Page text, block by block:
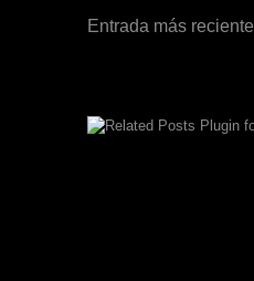
Entrada más reciente